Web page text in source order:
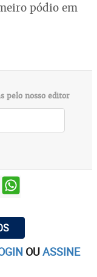
pódio em
pelo nosso editor
OUASSINE